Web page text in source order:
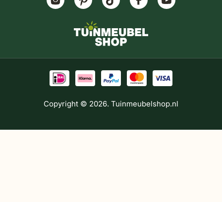
Copyright © 2026. Tuinmeubelshop.nl